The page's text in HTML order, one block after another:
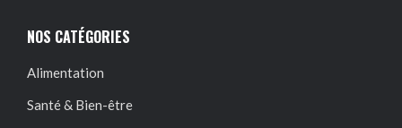
NOS CATÉGORIES
Alimentation
Santé & Bien-être